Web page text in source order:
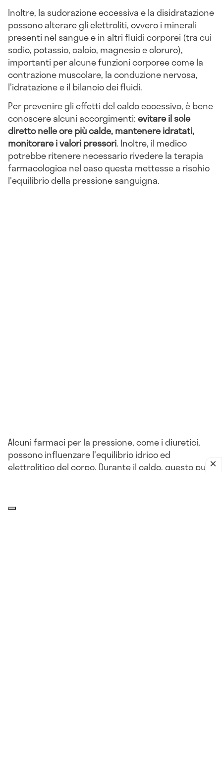
Inoltre, la sudorazione eccessiva e la disidratazione
possono alterare gli elettroliti, ovvero i minerali
presenti nel sangue e in altri fluidi corporei (tra cui
sodio, potassio, calcio, magnesio e cloruro),
importanti per alcune funzioni corporee come la
contrazione muscolare, la conduzione nervosa,
l'idratazione e il bilancio dei fluidi.
Per prevenire gli effetti del caldo eccessivo, è bene
conoscere alcuni accorgimenti:evitare il sole
diretto nelle ore più calde, mantenere idratati,
monitorare i valori pressori. Inoltre, il medico
potrebbe ritenere necessario rivedere la terapia
farmacologica nel caso questa mettesse a rischio
l'equilibrio della pressione sanguigna.
Alcuni farmaci per la pressione, come i diuretici,
possono influenzare l'equilibrio idrico ed
elettrolitico del corpo. Durante il caldo, questo può